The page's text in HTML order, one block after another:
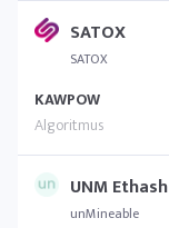
SATOX
SATOX
KAWPOW
UNM Ethash
unMineable